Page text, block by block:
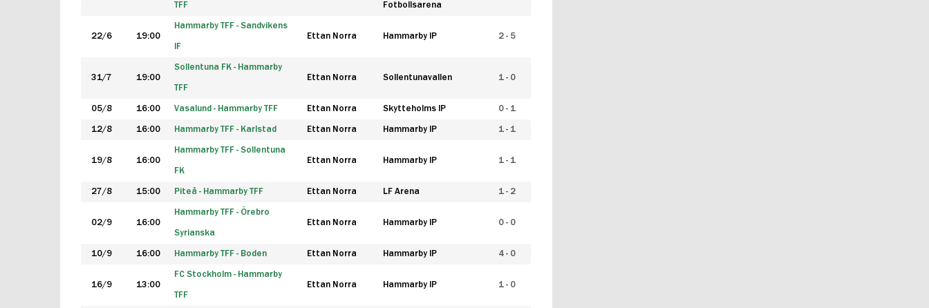
TFF Fotbollsarena
22/6 19:00
Hammarby TFF - Sandvikens
IF
Ettan Norra Hammarby IP 2 - 5
31/7 19:00
Sollentuna FK - Hammarby
TFF
Ettan Norra Sollentunavallen 1 - 0
05/8 16:00 Vasalund - Hammarby TFF Ettan Norra Skytteholms IP 0 - 1
12/8 16:00 Hammarby TFF - Karlstad Ettan Norra Hammarby IP 1 - 1
19/8 16:00
Hammarby TFF - Sollentuna
FK
Ettan Norra Hammarby IP 1 - 1
27/8 15:00 Piteå - Hammarby TFF Ettan Norra LF Arena 1 - 2
02/9 16:00
Hammarby TFF - Örebro
Syrianska
Ettan Norra Hammarby IP 0 - 0
10/9 16:00 Hammarby TFF - Boden Ettan Norra Hammarby IP 4 - 0
16/9 13:00
FC Stockholm - Hammarby
TFF
Ettan Norra Hammarby IP 1 - 0